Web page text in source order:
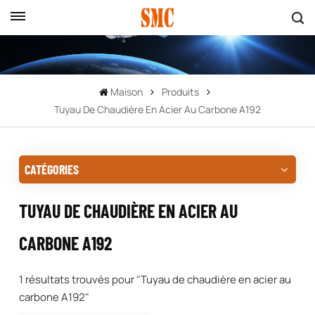
Maison
Produits
Tuyau De Chaudière En Acier Au Carbone A192
CATÉGORIES
TUYAU DE CHAUDIÈRE EN ACIER AU
CARBONE A192
1 résultats trouvés pour "Tuyau de chaudière en acier au
carbone A192"